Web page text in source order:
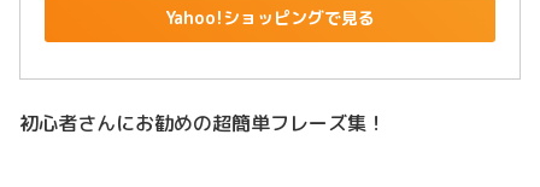
Yahoo!ショッピングで見る
初心者さんにお勧めの超簡単フレーズ集！